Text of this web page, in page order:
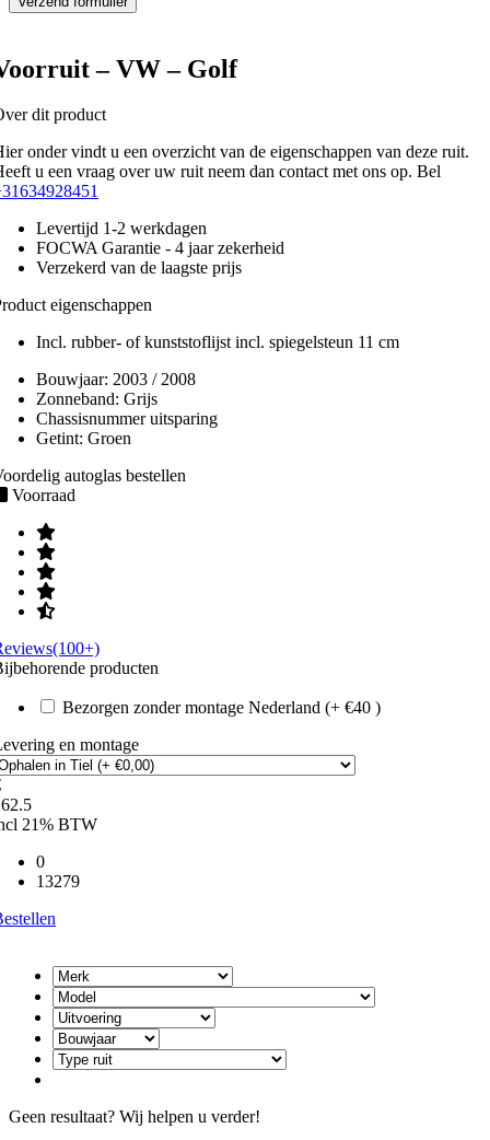
– VW – Golf
dit product
onder vindt u een overzicht van de eigenschappen van deze ruit.
u een vraag over uw ruit neem dan contact met ons op. Bel
Levertijd 1-2 werkdagen
FOCWA Garantie - 4 jaar zekerheid
Verzekerd van de laagste prijs
eigenschappen
Incl. rubber- of kunststoflijst incl. spiegelsteun 11 cm
Bouwjaar: 2003 / 2008
Zonneband: Grijs
Chassisnummer uitsparing
Getint: Groen
autoglas bestellen
Voorraad
producten
Bezorgen zonder montage Nederland (+ €40 )
en montage
21% BTW
0
13279
Geen resultaat? Wij helpen u verder!